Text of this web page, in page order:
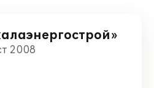
2008